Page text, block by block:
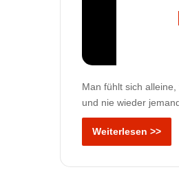
Man fühlt sich
und nie wieder
Weiterlesen >>